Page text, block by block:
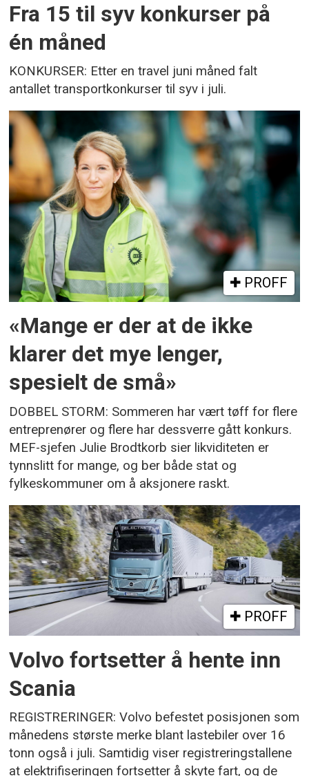
Fra 15 til syv konkurser på
én måned
KONKURSER: Etter en travel juni måned falt
antallet transportkonkurser til syv i juli.
PROFF
«Mange er der at de ikke
klarer det mye lenger,
spesielt de små»
DOBBEL STORM: Sommeren har vært tøff for flere
entreprenører og flere har dessverre gått konkurs.
MEF-sjefen Julie Brodtkorb sier likviditeten er
tynnslitt for mange, og ber både stat og
fylkeskommuner om å aksjonere raskt.
PROFF
Volvo fortsetter å hente inn
Scania
REGISTRERINGER: Volvo befestet posisjonen som
månedens største merke blant lastebiler over 16
tonn også i juli. Samtidig viser registreringstallene
at elektrifiseringen fortsetter å skyte fart, og de